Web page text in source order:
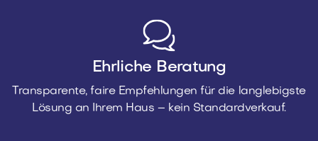
Ehrliche Beratung
Transparente, faire Empfehlungen für die langlebigste
Lösung an Ihrem Haus – kein Standardverkauf.